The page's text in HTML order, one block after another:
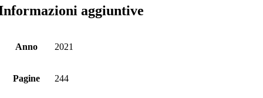
aggiuntive
Anno 2021
Pagine 244